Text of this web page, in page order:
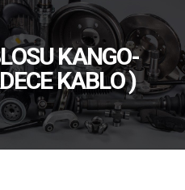
KANGO-
KABLO )